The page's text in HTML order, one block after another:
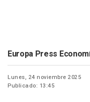
Europa Press
Lunes, 24 noviembre 2025
Publicado: 13:45